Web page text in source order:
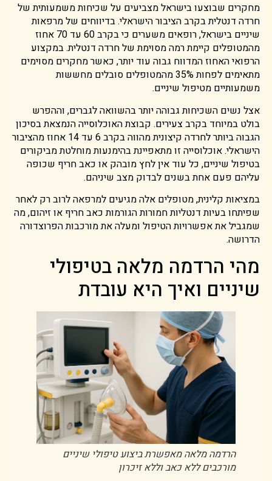
מחקרים שבוצעו בישראל מצביעים על שכיחות משמעותית של
חרדה דנטלית בקרב הציבור הישראלי. בדיווחים של מרפאות
שיניים בישראל, רופאים משערים כי בקרב 60 עד 70 אחוז
מהמטופלים קיימת רמה מסוימת של חרדה דנטלית. במקצוע
הרפואי האחוז המדווח גבוה עוד יותר, כאשר מחקרים מסוימים
מתאימים לפחות 35% מהמטופלים סובלים מחששות
משמעותיים מטיפול שיניים.
אצל נשים השכיחות גבוהה יותר בהשוואה לגברים, וההפרש
בולט במיוחד בקרב צעירים. קבוצת האוכלוסייה הנמצאת בסיכון
הגבוה ביותר לחרדה קיצונית מהווה בקרב 6 עד 14 אחוז מהציבור
הישראלי. אוכלוסייה זו מתאפיינת בהימנעות מוחלטת מביקורים
בטיפול שיניים, כל עוד אין לחץ מובהק או כאב חריף שכופה
עליהם פעם אחת בשנים לבדוק מצב שיניהם.
במציאות קלינית, מטופלים אלה מגיעים למרפאה לרוב רק לאחר
שפיתחו בעיות דנטליות חמורות הגורמות כאב חריף או זיהום, מה
שמגביל את אפשרויות הטיפול ומעלה את מורכבות הפרוצדורה
הדרושה.
מהי הרדמה מלאה בטיפולי
שיניים ואיך היא עובדת
הרדמה מלאה מאפשרת ביצוע טיפולי שיניים
מורכבים ללא כאב וללא זיכרון